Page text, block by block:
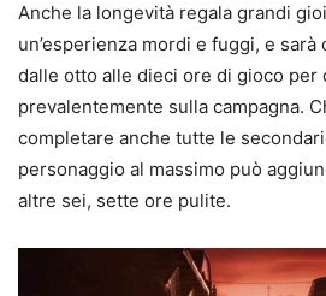
Anche la longevità regala grandi
un’esperienza mordi e fuggi, e sarà
dalle otto alle dieci ore di gioco per
prevalentemente sulla campagna.
completare anche tutte le
personaggio al massimo può
altre sei, sette ore pulite.